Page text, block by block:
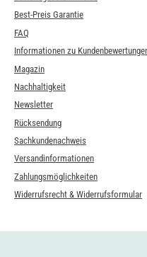
Best-Preis Garantie
FAQ
Informationen zu
Magazin
Nachhaltigkeit
Newsletter
Rücksendung
Sachkundenachweis
Versandinformationen
Zahlungsmöglichkeiten
Widerrufsrecht & Widerrufsformular